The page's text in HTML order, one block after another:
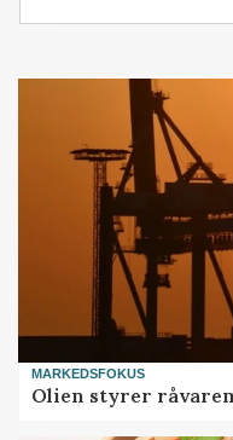
MARKEDSFOKUS
Olien styrer